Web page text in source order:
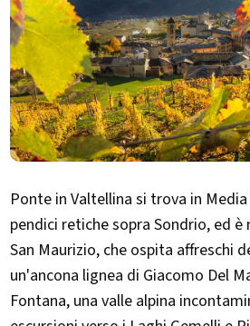
Ponte in Valtellina si trova in
pendici retiche sopra Sondrio, ed è
San Maurizio, che ospita affreschi
un'ancona lignea di Giacomo Del
Fontana, una valle alpina